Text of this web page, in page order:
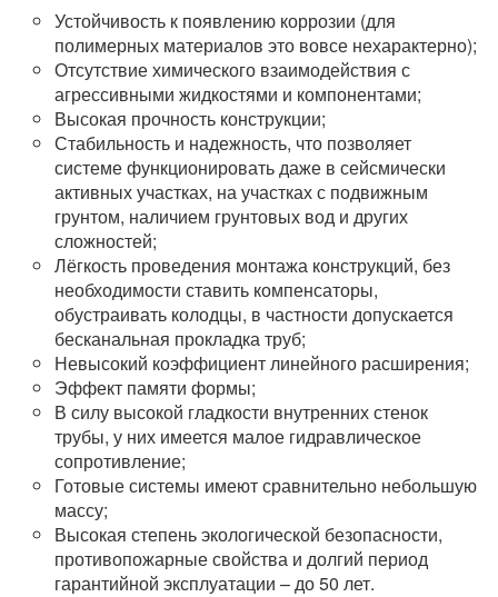
Устойчивость к появлению коррозии (для
полимерных материалов это вовсе нехарактерно);
Отсутствие химического взаимодействия с
агрессивными жидкостями и компонентами;
Высокая прочность конструкции;
Стабильность и надежность, что позволяет
системе функционировать даже в сейсмически
активных участках, на участках с подвижным
грунтом, наличием грунтовых вод и других
сложностей;
Лёгкость проведения монтажа конструкций, без
необходимости ставить компенсаторы,
обустраивать колодцы, в частности допускается
бесканальная прокладка труб;
Невысокий коэффициент линейного расширения;
Эффект памяти формы;
В силу высокой гладкости внутренних стенок
трубы, у них имеется малое гидравлическое
сопротивление;
Готовые системы имеют сравнительно небольшую
массу;
Высокая степень экологической безопасности,
противопожарные свойства и долгий период
гарантийной эксплуатации – до 50 лет.